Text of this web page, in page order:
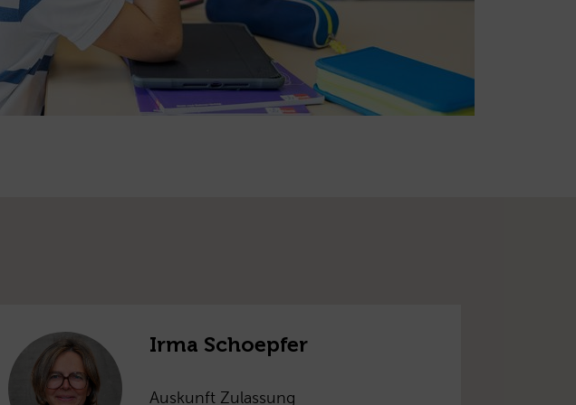
Irma Schoepfer
Auskunft Zulassung